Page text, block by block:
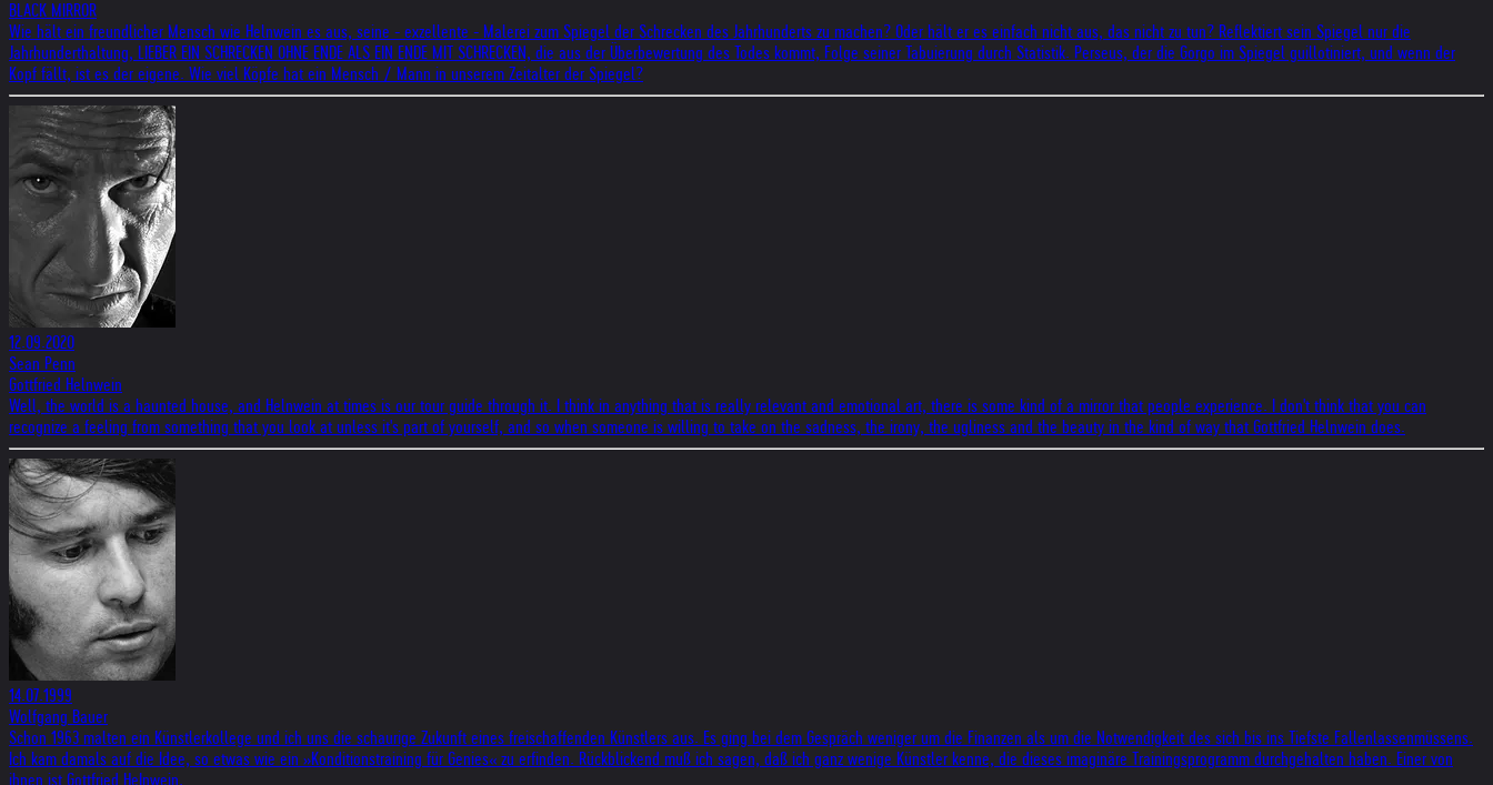
BLACK MIRROR
Wie hält ein freundlicher Mensch wie Helnwein es aus, seine - exzellente - Malerei zum Spiegel der Schrecken des Jahrhunderts zu machen? Oder hält er es einfach nicht aus, das nicht zu tun? Reflektiert sein Spiegel nur die
Jahrhunderthaltung, LIEBER EIN SCHRECKEN OHNE ENDE ALS EIN ENDE MIT SCHRECKEN, die aus der Überbewertung des Todes kommt, Folge seiner Tabuierung durch Statistik. Perseus, der die Gorgo im Spiegel guillotiniert, und wenn der
Kopf fällt, ist es der eigene. Wie viel Köpfe hat ein Mensch / Mann in unserem Zeitalter der Spiegel?
12.09.2020
Sean Penn
Gottfried Helnwein
Well, the world is a haunted house, and Helnwein at times is our tour guide through it. I think in anything that is really relevant and emotional art, there is some kind of a mirror that people experience. I don't think that you can
recognize a feeling from something that you look at unless it's part of yourself, and so when someone is willing to take on the sadness, the irony, the ugliness and the beauty in the kind of way that Gottfried Helnwein does.
14.07.1999
Wolfgang Bauer
Schon 1963 malten ein Künstlerkollege und ich uns die schaurige Zukunft eines freischaffenden Künstlers aus. Es ging bei dem Gespräch weniger um die Finanzen als um die Notwendigkeit des sich bis ins Tiefste Fallenlassenmüssens.
Ich kam damals auf die Idee, so etwas wie ein »Konditionstraining für Genies« zu erfinden. Rückblickend muß ich sagen, daß ich ganz wenige Künstler kenne, die dieses imaginäre Trainingsprogramm durchgehalten haben. Einer von
ihnen ist Gottfried HeInwein.